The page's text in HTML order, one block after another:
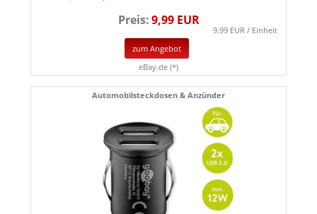
Preis:9,99 EUR
9.99 EUR / Einheit
zum Angebot
eBay.de (*)
Automobilsteckdosen & Anzünder